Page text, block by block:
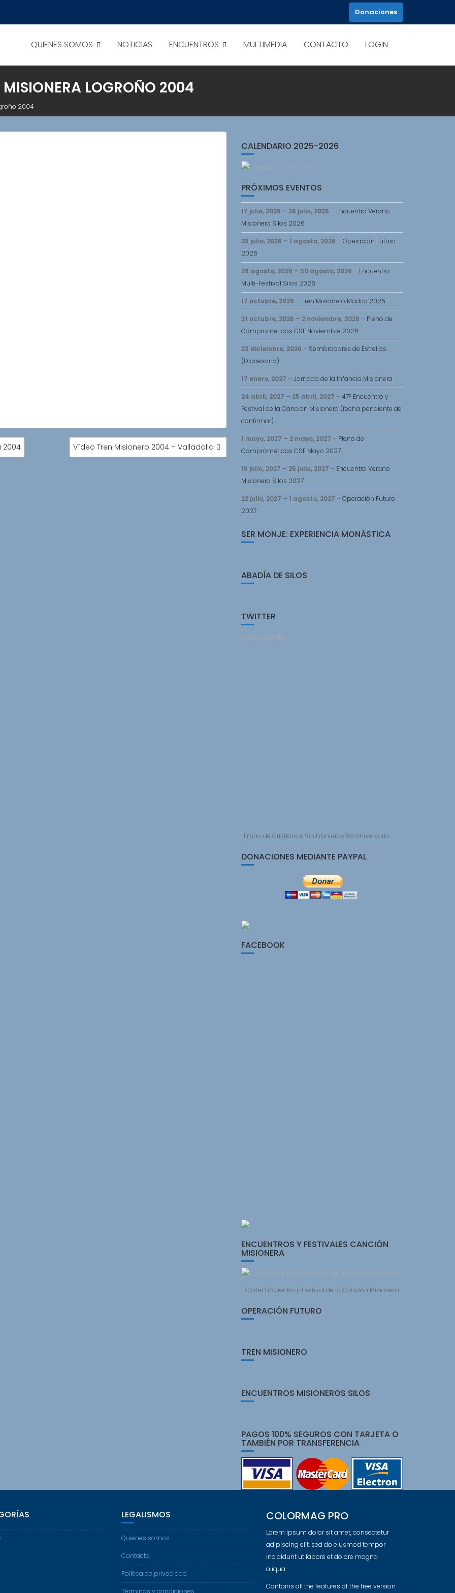
Donaciones
QUIENES SOMOS NOTICIAS ENCUENTROS MULTIMEDIA CONTACTO LOGIN
LOGROÑO 2004
2004
2004 Vídeo Tren Misionero 2004 – Valladolid
CALENDARIO 2025-2026
PRÓXIMOS EVENTOS
17 julio, 2026 – 26 julio, 2026 – Encuentro Verano
Misionero Silos 2026
23 julio, 2026 – 1 agosto, 2026 – Operación Futuro
2026
28 agosto, 2026 – 30 agosto, 2026 – Encuentro
Multi-Festival Silos 2026
17 octubre, 2026 – Tren Misionero Madrid 2026
31 octubre, 2026 – 2 noviembre, 2026 – Pleno de
Comprometidos CSF Noviembre 2026
23 diciembre, 2026 – Sembradores de Estrellas
(Diocesano)
17 enero, 2027 – Jornada de la Infancia Misionera
24 abril, 2027 – 25 abril, 2027 – 47º Encuentro y
Festival de la Cancion Misionera (fecha pendiente de
confirmar)
1 mayo, 2027 – 2 mayo, 2027 – Pleno de
Comprometidos CSF Mayo 2027
16 julio, 2027 – 25 julio, 2027 – Encuentro Verano
Misionero Silos 2027
22 julio, 2027 – 1 agosto, 2027 – Operación Futuro
2027
SER MONJE: EXPERIENCIA MONÁSTICA
ABADÍA DE SILOS
TWITTER
Follow @twitter
Himno de Cristianos Sin Fronteras 50 aniversario
DONACIONES MEDIANTE PAYPAL
FACEBOOK
ENCUENTROS Y FESTIVALES CANCIÓN
MISIONERA
Cartel Encuentro y Festival de la Canción Misionera
OPERACIÓN FUTURO
TREN MISIONERO
ENCUENTROS MISIONEROS SILOS
PAGOS 100% SEGUROS CON TARJETA O
TAMBIÉN POR TRANSFERENCIA
LEGALISMOS
Quienes somos
Contacto
Política de privacidad
Términos y condiciones
COLORMAG PRO
Lorem ipsum dolor sit amet, consectetur
adipiscing elit, sed do eiusmod tempor
incididunt ut labore et dolore magna
aliqua.
Contains all the features of the free version